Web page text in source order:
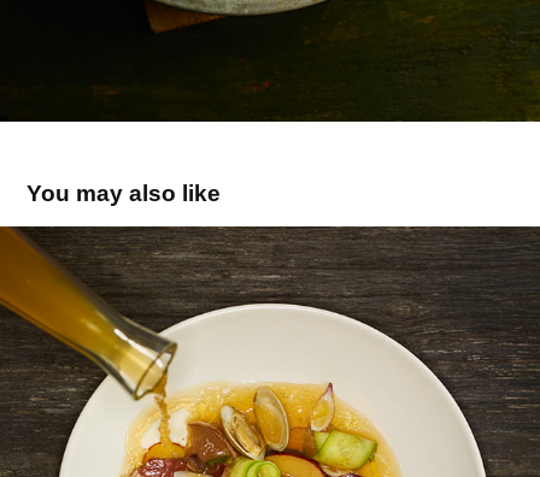
You may also like
Soupe légumes et palourdes